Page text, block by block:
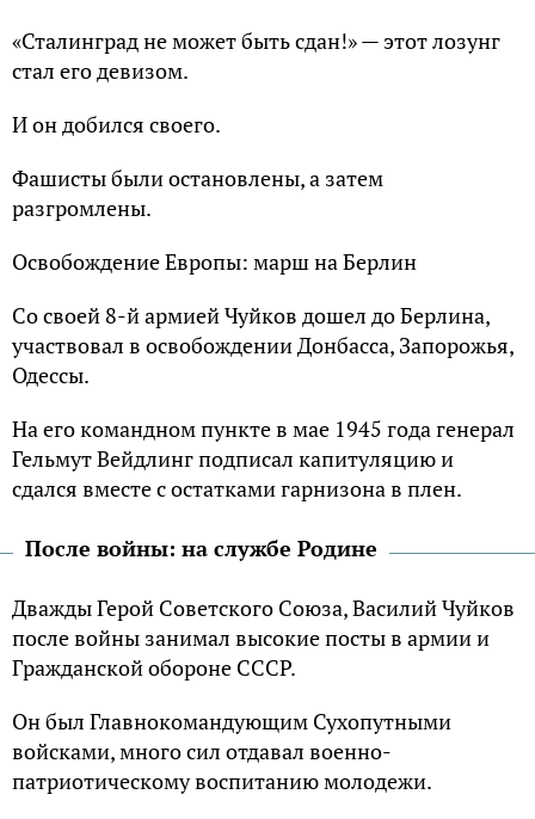
«Сталинград не может быть сдан!» — этот лозунг
стал его девизом.
И он добился своего.
Фашисты были остановлены, а затем
разгромлены.
Освобождение Европы: марш на Берлин
Со своей 8-й армией Чуйков дошел до Берлина,
участвовал в освобождении Донбасса, Запорожья,
Одессы.
На его командном пункте в мае 1945 года генерал
Гельмут Вейдлинг подписал капитуляцию и
сдался вместе с остатками гарнизона в плен.
После войны: на службе Родине
Дважды Герой Советского Союза, Василий Чуйков
после войны занимал высокие посты в армии и
Гражданской обороне СССР.
Он был Главнокомандующим Сухопутными
войсками, много сил отдавал военно-
патриотическому воспитанию молодежи.